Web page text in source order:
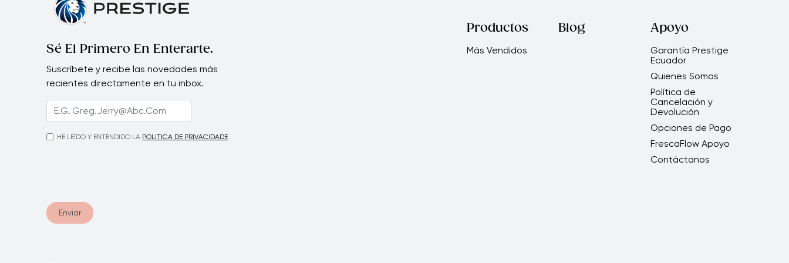
Sé El Primero En Enterarte.
Suscríbete y recibe las novedades más
recientes directamente en tu inbox.
HE LEÍDO Y ENTENDIDO LA POLITICA DE PRIVACIDADE
Enviar
Productos
Más Vendidos
Blog Apoyo
Garantía Prestige
Ecuador
Quienes Somos
Política de
Cancelación y
Devolución
Opciones de Pago
FrescaFlow Apoyo
Contáctanos